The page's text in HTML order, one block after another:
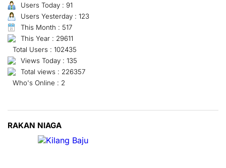
Users Today : 91
Users Yesterday : 123
This Month : 517
This Year : 29611
Total Users : 102435
Views Today : 135
Total views : 226357
Who's Online : 2
RAKAN NIAGA